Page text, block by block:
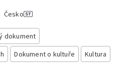
Česko
dokument
Dokument o kultuře
Kultura